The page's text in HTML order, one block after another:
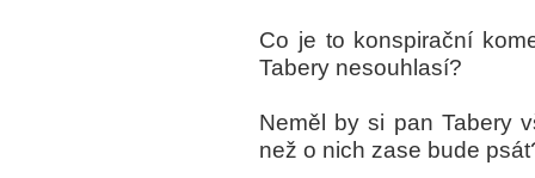
Co je to konspirační
Tabery nesouhlasí?
Neměl by si pan Tabery
než o nich zase bude